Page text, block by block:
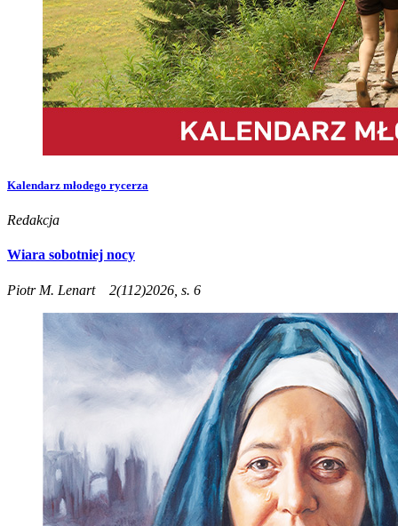
Kalendarz młodego rycerza
Redakcja
Wiara sobotniej nocy
Piotr M. Lenart 2(112)2026, s. 6